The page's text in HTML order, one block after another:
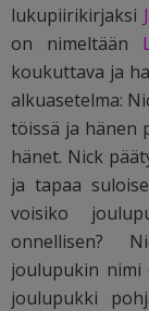
lukupiirikirjaksi
on nimeltään
koukuttava ja
alkuasetelma:
töissä ja hänen
hänet. Nick
ja tapaa
voisiko
onnellisen?
joulupukin nimi
joulupukki